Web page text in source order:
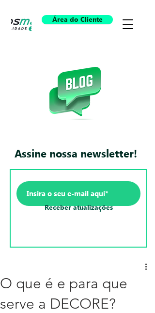
Área do Cliente
Assine nossa newsletter!
Receber atualizações
O que é e para que
serve a DECORE?